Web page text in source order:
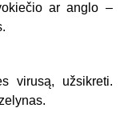
ar anglo –
virusą, užsikreti.